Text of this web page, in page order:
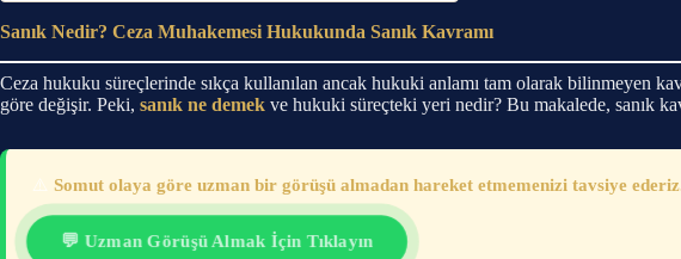
Sanık Nedir? Ceza Muhakemesi Hukukunda Sanık Kavramı
Ceza hukuku süreçlerinde sıkça kullanılan ancak hukuki anlamı tam olarak bilinmeyen
göre değişir. Peki, sanık ne demek ve hukuki süreçteki yeri nedir? Bu makalede, sanık
Somut olaya göre uzman bir görüşü almadan hareket etmemenizi tavsiye
💬 Uzman Görüşü Almak İçin Tıklayın